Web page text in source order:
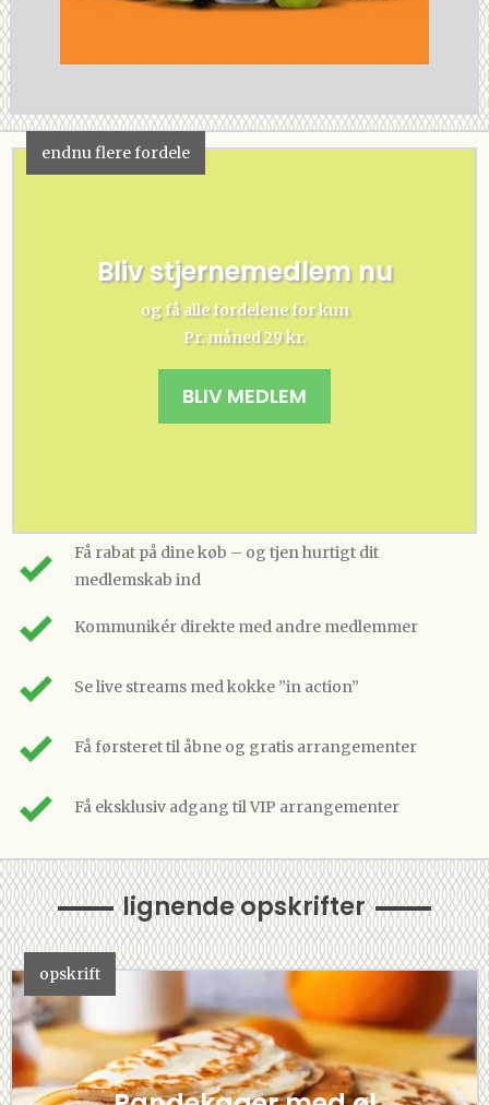
endnu flere fordele
Bliv stjernemedlem nu
og få alle fordelene for kun
Pr. måned 29 kr.
BLIV MEDLEM
Få rabat på dine køb – og tjen hurtigt dit
medlemskab ind
Kommunikér direkte med andre medlemmer
Se live streams med kokke ”in action”
Få førsteret til åbne og gratis arrangementer
Få eksklusiv adgang til VIP arrangementer
lignende opskrifter
opskrift